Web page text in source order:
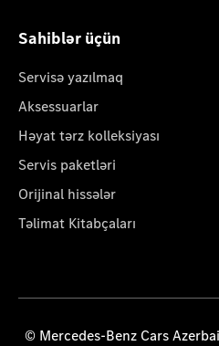
Sahiblər üçün
Servisə yazılmaq
Aksessuarlar
Həyat tərz kolleksiyası
Servis paketləri
Orijinal hissələr
Təlimat Kitabçaları
© Mercedes-Benz Cars